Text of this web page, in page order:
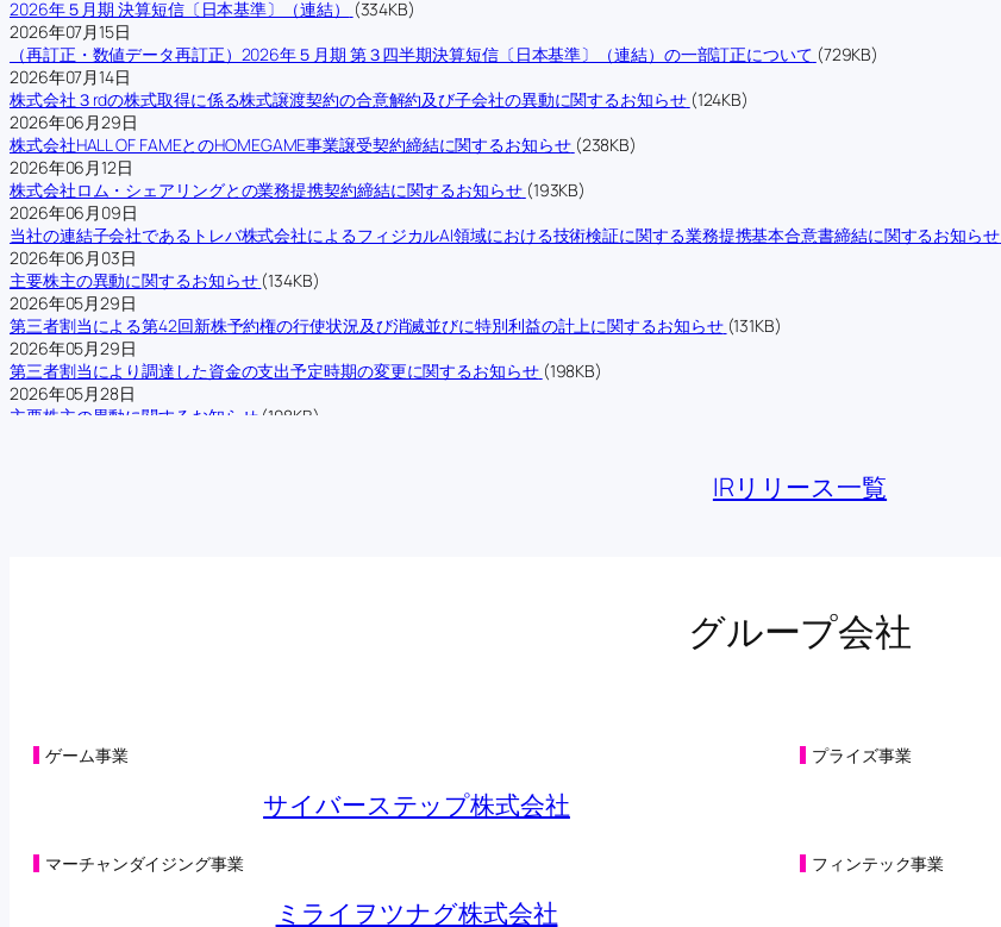
2026年５月期 決算短信〔日本基準〕（連結）
(334KB)
2026年07月15日
（再訂正・数値データ再訂正）2026年５月期 第３四半期決算短信〔日本基準〕（連結）の一部訂正について (729KB)
2026年07月14日
株式会社３rdの株式取得に係る株式譲渡契約の合意解約及び子会社の異動に関するお知らせ (124KB)
2026年06月29日
株式会社HALL OF FAMEとのHOMEGAME事業譲受契約締結に関するお知らせ (238KB)
2026年06月12日
株式会社ロム・シェアリングとの業務提携契約締結に関するお知らせ (193KB)
2026年06月09日
当社の連結子会社であるトレバ株式会社によるフィジカルAI領域における技術検証に関する業務提携基本合意書締結に関するお知らせ
2026年06月03日
主要株主の異動に関するお知らせ (134KB)
2026年05月29日
第三者割当による第42回新株予約権の行使状況及び消滅並びに特別利益の計上に関するお知らせ (131KB)
2026年05月29日
第三者割当により調達した資金の支出予定時期の変更に関するお知らせ (198KB)
2026年05月28日
主要株主の異動に関するお知らせ (108KB)
オンラインクレーンゲーム「トレバ」と「CHARGESPOT」による相互送客キャンペーン実施に関するお知らせ
(149KB)
2026年04月22日
（訂正・数値データ訂正）2026年５月期 第３四半期決算短信〔日本基準〕（連結）の一部訂正について
第三者割当による第42回新株予約権の行使状況に関するお知らせ
営業外収益及び特別損失の計上に関するお知らせ (132KB)
IRリリース一覧
グループ会社
ゲーム事業
サイバーステップ株式会社
プライズ事業
マーチャンダイジング事業
ミライヲツナグ株式会社
フィンテック事業